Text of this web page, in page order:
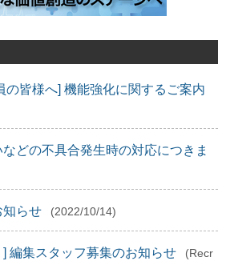
の皆様へ] 機能強化に関するご案内
どの不具合発生時の対応につきま
知らせ (2022/10/14)
編集スタッフ募集のお知らせ
(Recr